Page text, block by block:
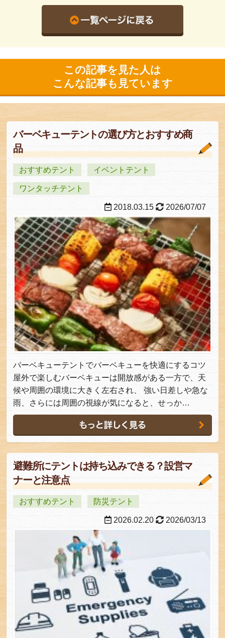
この記事を見た人は
こんな記事も見ています
バーベキューテントの選び方とおすすめ商
品
おすすめテント イベントテント
ワンタッチテント
2018.03.15 2026/07/07
バーベキューテントでバーベキューを快適にするコツ
屋外で楽しむバーベキューは開放感がある一方で、天
候や周囲の環境に大きく左右され、 強い日差しや急な
雨、さらには周囲の視線が気になると、せっか…
避難所にテントは持ち込みできる？設営マ
ナーと注意点
おすすめテント 防災テント
2026.02.20 2026/03/13